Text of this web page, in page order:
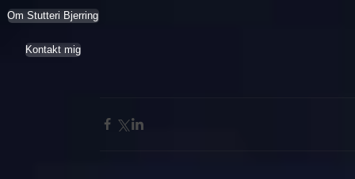
Om Stutteri Bjerring
Kontakt mig